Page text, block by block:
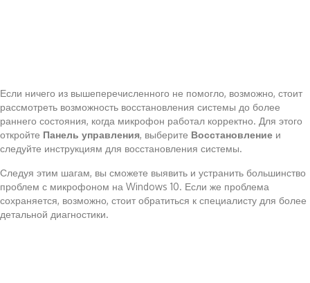
Если ничего из вышеперечисленного не помогло, возможно, стоит
рассмотреть возможность восстановления системы до более
раннего состояния, когда микрофон работал корректно. Для этого
откройте Панель управления, выберите Восстановление и
следуйте инструкциям для восстановления системы.
Следуя этим шагам, вы сможете выявить и устранить большинство
проблем с микрофоном на Windows 10. Если же проблема
сохраняется, возможно, стоит обратиться к специалисту для более
детальной диагностики.